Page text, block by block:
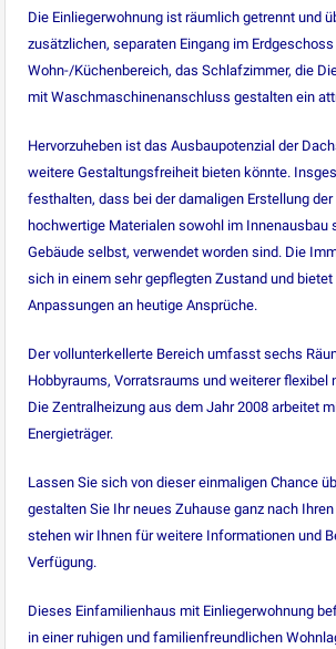
Die Einliegerwohnung ist räumlich getrennt und
zusätzlichen, separaten Eingang im
Wohn-/Küchenbereich, das Schlafzimmer, die
mit Waschmaschinenanschluss gestalten ein
Hervorzuheben ist das Ausbaupotenzial der
weitere Gestaltungsfreiheit bieten könnte.
festhalten, dass bei der damaligen Erstellung
hochwertige Materialen sowohl im Innenausbau
Gebäude selbst, verwendet worden sind. Die
sich in einem sehr gepflegten Zustand und bietet
Anpassungen an heutige Ansprüche.
Der vollunterkellerte Bereich umfasst sechs
Hobbyraums, Vorratsraums und weiterer flexibel
Die Zentralheizung aus dem Jahr 2008 arbeitet
Energieträger.
Lassen Sie sich von dieser einmaligen Chance
gestalten Sie Ihr neues Zuhause ganz nach
stehen wir Ihnen für weitere Informationen und
Verfügung.
Dieses Einfamilienhaus mit Einliegerwohnung
in einer ruhigen und familienfreundlichen